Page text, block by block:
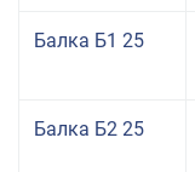
Балка Б1 25
Балка Б2 25